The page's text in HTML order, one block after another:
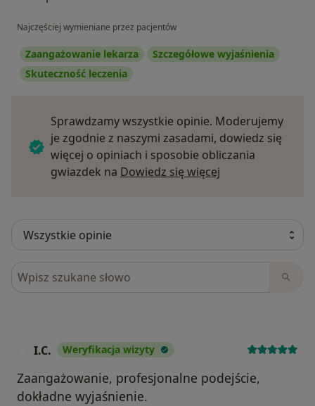
Najczęściej wymieniane przez pacjentów
Zaangażowanie lekarza
Szczegółowe wyjaśnienia
Skuteczność leczenia
Sprawdzamy wszystkie opinie. Moderujemy
je zgodnie z naszymi zasadami, dowiedz się
więcej o opiniach i sposobie obliczania
gwiazdek na Dowiedz się więcej
Szukaj w opiniach
I.C. Weryfikacja wizyty
Zaangażowanie, profesjonalne podejście,
dokładne wyjaśnienie.